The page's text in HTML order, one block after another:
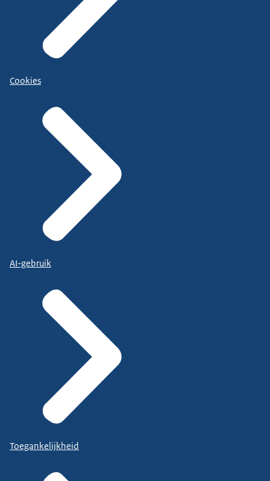
Cookies
AI-gebruik
Toegankelijkheid